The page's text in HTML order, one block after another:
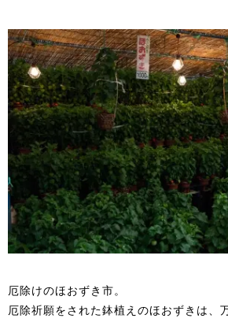
厄除けのほおずき市。
厄除祈願をされた鉢植えのほおずきは、